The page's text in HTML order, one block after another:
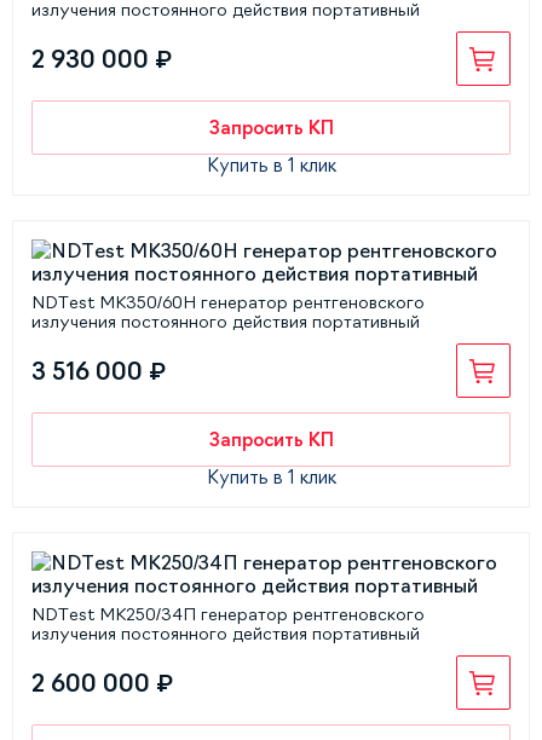
излучения постоянного действия портативный
2 930 000 ₽
Запросить КП
Купить в 1 клик
NDTest МК350/60Н генератор рентгеновского
излучения постоянного действия портативный
3 516 000 ₽
Запросить КП
Купить в 1 клик
NDTest МК250/34П генератор рентгеновского
излучения постоянного действия портативный
2 600 000 ₽